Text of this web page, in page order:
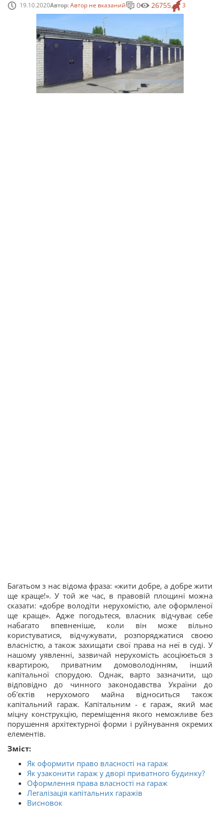
19.10.2020Автор:Автор не вказаний 3
0 26755
Багатьом з нас відома фраза: «жити добре, а добре жити
ще краще!». У той же час, в правовій площині можна
сказати: «добре володіти нерухомістю, але оформленої
ще краще». Адже погодьтеся, власник відчуває себе
набагато впевненіше, коли він може вільно
користуватися, відчужувати, розпоряджатися своєю
власністю, а також захищати свої права на неї в суді. У
нашому уявленні, зазвичай нерухомість асоціюється з
квартирою, приватним домоволодінням, інший
капітальної спорудою. Однак, варто зазначити, що
відповідно до чинного законодавства України до
об'єктів нерухомого майна відноситься також
капітальний гараж. Капітальним - є гараж, який має
міцну конструкцію, переміщення якого неможливе без
порушення архітектурної форми і руйнування окремих
елементів.
Зміст:
Як оформити право власності на гараж
Як узаконити гараж у дворі приватного будинку?
Оформлення права власності на гараж
Легалізація капітальних гаражів
Висновок